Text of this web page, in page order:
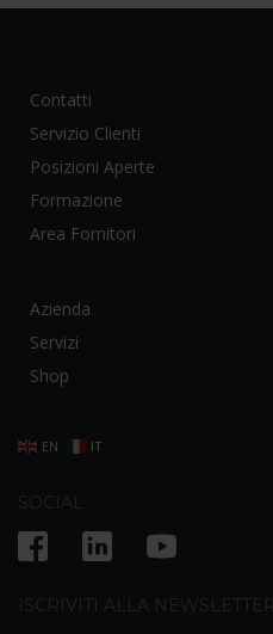
Contatti
Servizio Clienti
Posizioni Aperte
Formazione
Area Fornitori
Azienda
Servizi
Shop
EN IT
SOCIAL
ISCRIVITI ALLA NEWSLETTER